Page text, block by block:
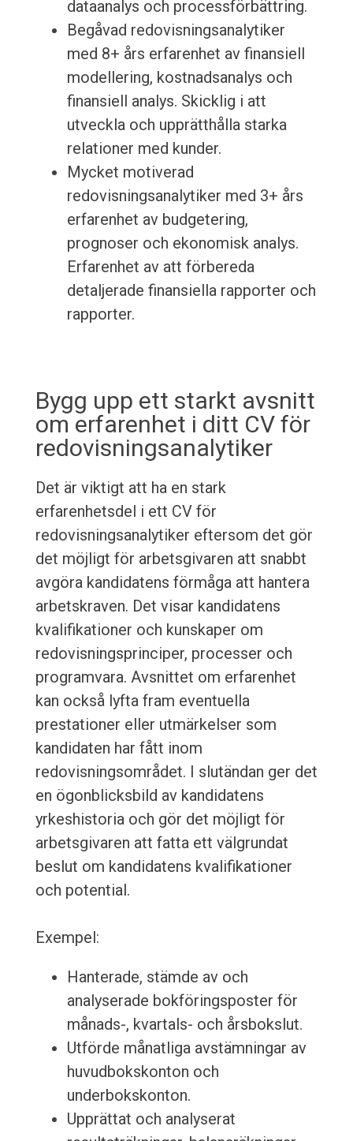
dataanalys och processförbättring.
Begåvad redovisningsanalytiker
med 8+ års erfarenhet av finansiell
modellering, kostnadsanalys och
finansiell analys. Skicklig i att
utveckla och upprätthålla starka
relationer med kunder.
Mycket motiverad
redovisningsanalytiker med 3+ års
erfarenhet av budgetering,
prognoser och ekonomisk analys.
Erfarenhet av att förbereda
detaljerade finansiella rapporter och
rapporter.
Bygg upp ett starkt avsnitt
om erfarenhet i ditt CV för
redovisningsanalytiker
Det är viktigt att ha en stark
erfarenhetsdel i ett CV för
redovisningsanalytiker eftersom det gör
det möjligt för arbetsgivaren att snabbt
avgöra kandidatens förmåga att hantera
arbetskraven. Det visar kandidatens
kvalifikationer och kunskaper om
redovisningsprinciper, processer och
programvara. Avsnittet om erfarenhet
kan också lyfta fram eventuella
prestationer eller utmärkelser som
kandidaten har fått inom
redovisningsområdet. I slutändan ger det
en ögonblicksbild av kandidatens
yrkeshistoria och gör det möjligt för
arbetsgivaren att fatta ett välgrundat
beslut om kandidatens kvalifikationer
och potential.
Exempel:
Hanterade, stämde av och
analyserade bokföringsposter för
månads-, kvartals- och årsbokslut.
Utförde månatliga avstämningar av
huvudbokskonton och
underbokskonton.
Upprättat och analyserat